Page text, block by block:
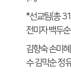
*선교팀(총31
전미자 백두
김향숙 손미
수 김막순 정